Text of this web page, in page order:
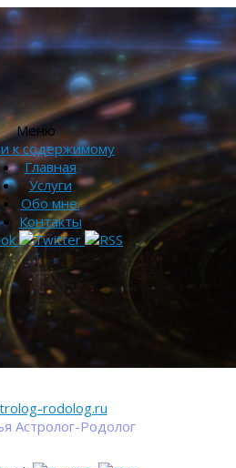
rodolog.ru
Астролог-Родолог
Меню
к содержимому
Главная
Услуги
Обо мне.
Контакты